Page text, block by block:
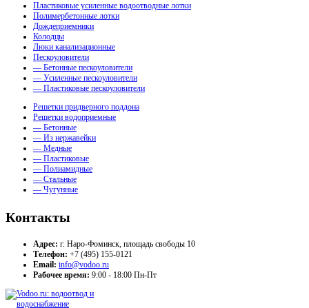
Пластиковые усиленные водоотводные лотки
Полимербетонные лотки
Дождеприемники
Колодцы
Люки канализационные
Пескоуловители
— Бетонные пескоуловители
— Усиленные пескоуловители
— Пластиковые пескоуловители
Решетки придверного поддона
Решетки водоприемные
— Бетонные
— Из нержавейки
— Медные
— Пластиковые
— Полиамидные
— Стальные
— Чугунные
Контакты
Адрес: г. Наро-Фоминск, площадь свободы 10
Телефон: +7 (495) 155-0121
Email: info@vodoo.ru
Рабочее время: 9:00 - 18:00 Пн-Пт